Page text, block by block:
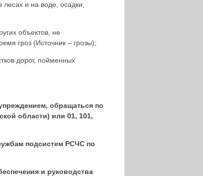
и на воде, осадки,
объектов, не
гроз (Источник – грозы);
дорог, пойменных
обращаться по
области) или 01, 101,
подсистем РСЧС по
и руководства